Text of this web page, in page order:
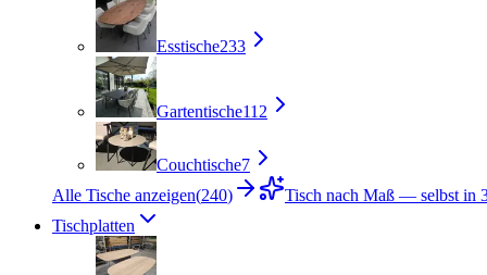
Esstische233
Gartentische112
Couchtische7
Alle Tische anzeigen(240)
Tisch nach Maß — selbst in
Tischplatten